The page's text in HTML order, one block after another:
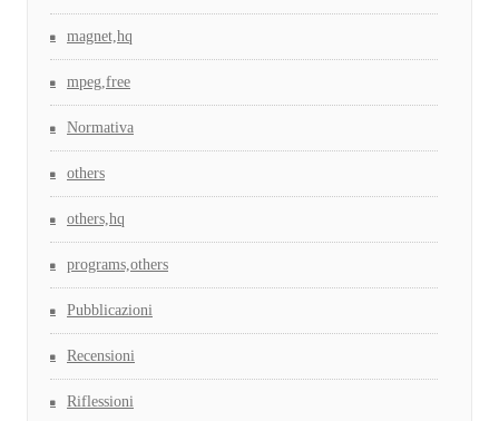
magnet,hq
mpeg,free
Normativa
others
others,hq
programs,others
Pubblicazioni
Recensioni
Riflessioni